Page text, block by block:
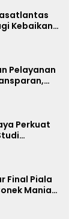
Kebaikan
Pelayanan
Perkuat
Final Piala
Mania